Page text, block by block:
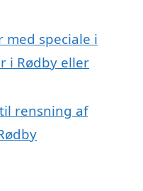
med speciale i
i Rødby eller
rensning af